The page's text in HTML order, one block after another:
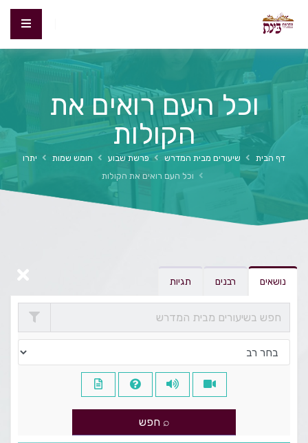
וכל העם רואים את
הקולות
דף הבית שיעורים מבית המדרש פרשת שבוע חומש שמות
יתרו
וכל העם רואים את הקולות
נושאים רבנים תגיות